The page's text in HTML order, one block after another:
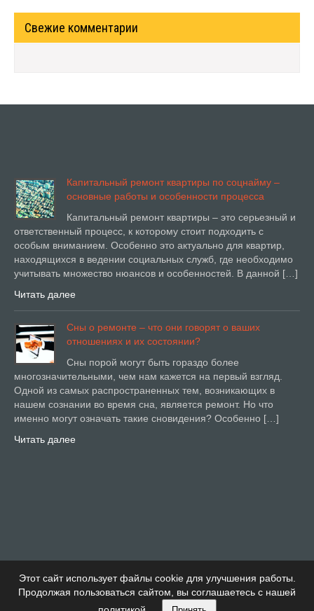
Свежие комментарии
Этот сайт использует файлы cookie для улучшения работы.
Продолжая пользоваться сайтом, вы соглашаетесь с нашей
Капитальный ремонт квартиры по соцнайму –
основные работы и особенности процесса
Капитальный ремонт квартиры – это серьезный и
ответственный процесс, к которому стоит подходить с
особым вниманием. Особенно это актуально для квартир,
находящихся в ведении социальных служб, где необходимо
учитывать множество нюансов и особенностей. В данной […]
Читать далее
Сны о ремонте – что они говорят о ваших
отношениях и их состоянии?
Сны порой могут быть гораздо более
многозначительными, чем нам кажется на первый взгляд.
Одной из самых распространенных тем, возникающих в
нашем сознании во время сна, является ремонт. Но что
именно могут означать такие сновидения? Особенно […]
Читать далее